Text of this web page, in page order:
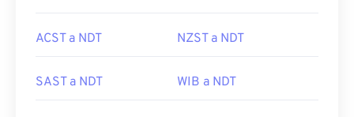
ACST a NDT NZST a NDT
SAST a NDT WIB a NDT